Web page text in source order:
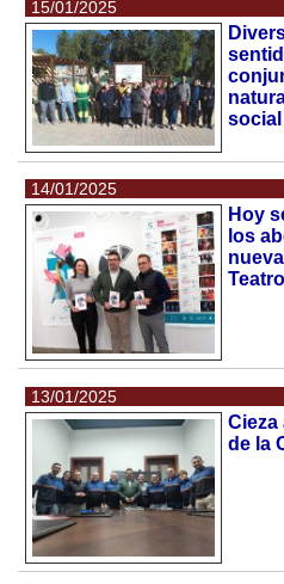
15/01/2025
social
14/01/2025
Hoy
los
13/01/2025
Cieza
de la